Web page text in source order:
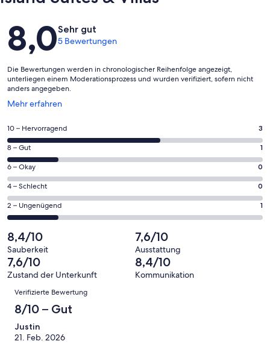
Bewertungen
8,0Sehr gut
5 Bewertungen
Die Bewertungen werden in chronologischer Reihenfolge angezeigt,
unterliegen einem Moderationsprozess und wurden verifiziert, sofern nicht
anders angegeben.
Mehr erfahren
Wird
einem
neuen
Fenster
geöffnet
3
von
insgesamt
5
Gästebewertungen
haben
eine
Bewertung
von
10
-
Hervorragend
10 – Hervorragend 3
1
von
insgesamt
5
Gästebewertungen
haben
Bewertung
von
8
-
Gut
8 – Gut 1
0
von
insgesamt
5
Gästebewertungen
haben
eine
Bewertung
von
6
Okay
6 – Okay 0
0
von
insgesamt
Gästebewertungen
haben
eine
Bewertung
von
Schlecht
4 – Schlecht 0
1
von
insgesamt
5
Gästebewertungen
haben
Bewertung
von
2 – Ungenügend 1
8,4/10
Sauberkeit
7,6/10
Ausstattung
7,6/10
Zustand der Unterkunft
8,4/10
Kommunikation
Bewertungen
Verifizierte Bewertung
8/10 – Gut
Justin
21. Feb. 2026